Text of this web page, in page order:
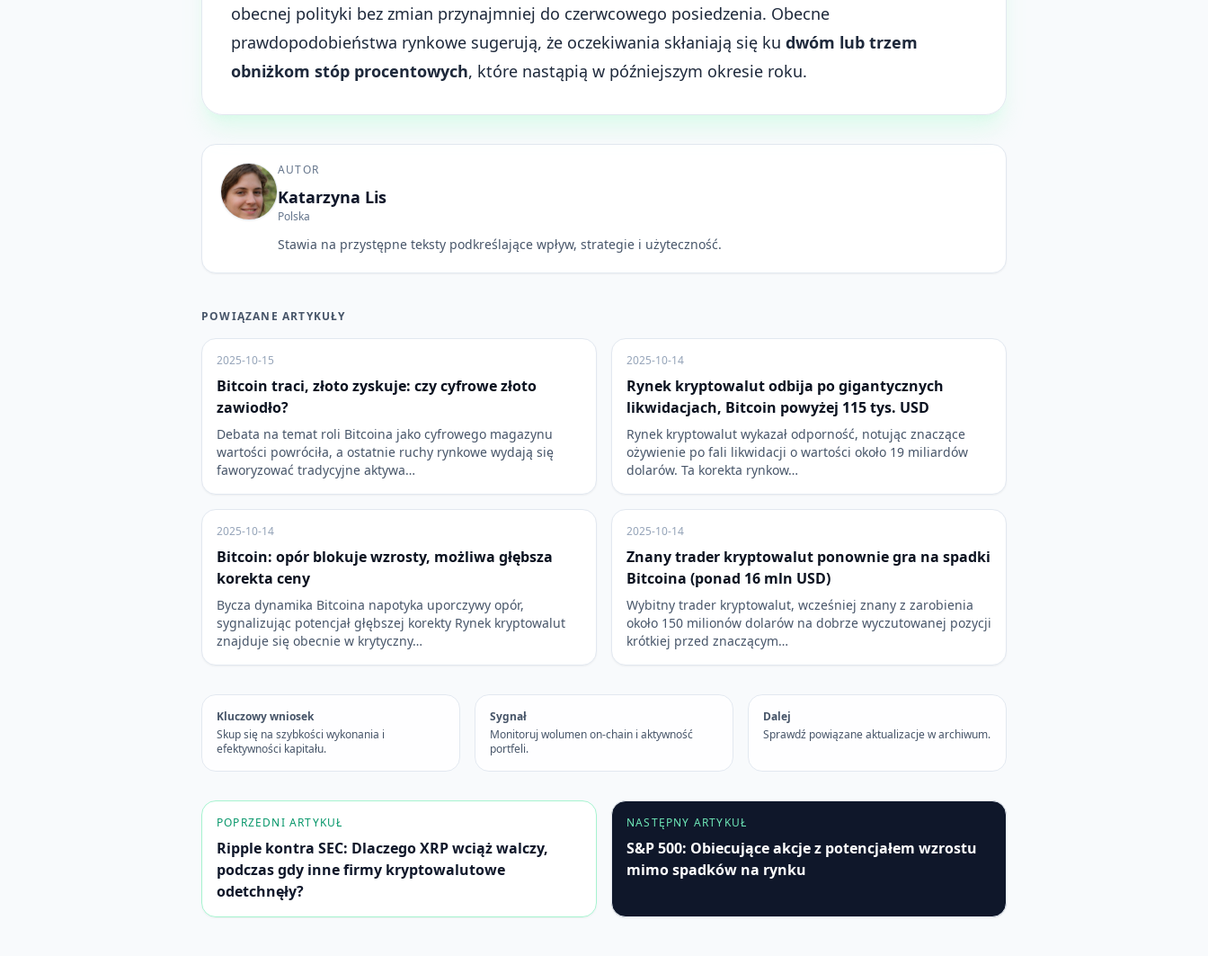
obecnej polityki bez zmian przynajmniej do czerwcowego posiedzenia. Obecne
prawdopodobieństwa rynkowe sugerują, że oczekiwania skłaniają się ku dwóm lub trzem
obniżkom stóp procentowych, które nastąpią w późniejszym okresie roku.
AUTOR
Katarzyna Lis
Polska
Stawia na przystępne teksty podkreślające wpływ, strategie i użyteczność.
POWIĄZANE ARTYKUŁY
2025-10-15
Bitcoin traci, złoto zyskuje: czy cyfrowe złoto
zawiodło?
Debata na temat roli Bitcoina jako cyfrowego magazynu
wartości powróciła, a ostatnie ruchy rynkowe wydają się
faworyzować tradycyjne aktywa…
2025-10-14
Rynek kryptowalut odbija po gigantycznych
likwidacjach, Bitcoin powyżej 115 tys. USD
Rynek kryptowalut wykazał odporność, notując znaczące
ożywienie po fali likwidacji o wartości około 19 miliardów
dolarów. Ta korekta rynkow…
2025-10-14
Bitcoin: opór blokuje wzrosty, możliwa głębsza
korekta ceny
Bycza dynamika Bitcoina napotyka uporczywy opór,
sygnalizując potencjał głębszej korekty Rynek kryptowalut
znajduje się obecnie w krytyczny…
2025-10-14
Znany trader kryptowalut ponownie gra na spadki
Bitcoina (ponad 16 mln USD)
Wybitny trader kryptowalut, wcześniej znany z zarobienia
około 150 milionów dolarów na dobrze wyczutowanej pozycji
krótkiej przed znaczącym…
Kluczowy wniosek
Skup się na szybkości wykonania i
efektywności kapitału.
Sygnał
Monitoruj wolumen on-chain i aktywność
portfeli.
Dalej
Sprawdź powiązane aktualizacje w archiwum.
POPRZEDNI ARTYKUŁ
Ripple kontra SEC: Dlaczego XRP wciąż walczy,
podczas gdy inne firmy kryptowalutowe
odetchnęły?
NASTĘPNY ARTYKUŁ
S&P 500: Obiecujące akcje z potencjałem wzrostu
mimo spadków na rynku